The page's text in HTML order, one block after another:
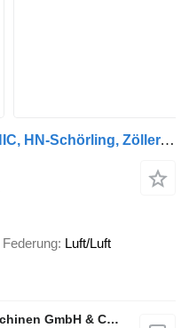
Mercedes-Benz 2633 L ECONIC, HN-Schörling, Zöller, gelenkt, AC
Federung Luft/Luft
alga Nutzfahrzeug- und Baumaschinen GmbH & Co. KG